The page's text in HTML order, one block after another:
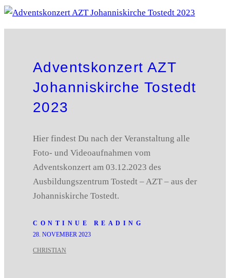
Adventskonzert AZT
Johanniskirche Tostedt
2023
Hier findest Du nach der Veranstaltung alle
Foto- und Videoaufnahmen vom
Adventskonzert am 03.12.2023 des
Ausbildungszentrum Tostedt – AZT – aus der
Johanniskirche Tostedt.
CONTINUE READING
28. NOVEMBER 2023
CHRISTIAN